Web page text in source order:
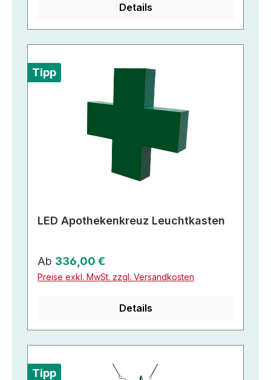
Details
Tipp
LED Apothekenkreuz Leuchtkasten
Regulärer Preis:
Ab 336,00 €
Preise exkl. MwSt. zzgl. Versandkosten
Details
Tipp